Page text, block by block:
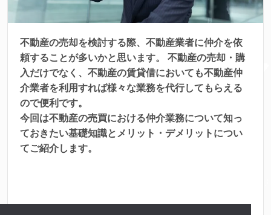
不動産の売却を検討する際、不動産業者に仲介を依
頼することが多いかと思います。 不動産の売却・購
入だけでなく、不動産の賃貸借においても不動産仲
介業者を利用すれば様々な業務を代行してもらえる
ので便利です。
今回は不動産の売買における仲介業務について知っ
ておきたい基礎知識とメリット・デメリットについ
てご紹介します。